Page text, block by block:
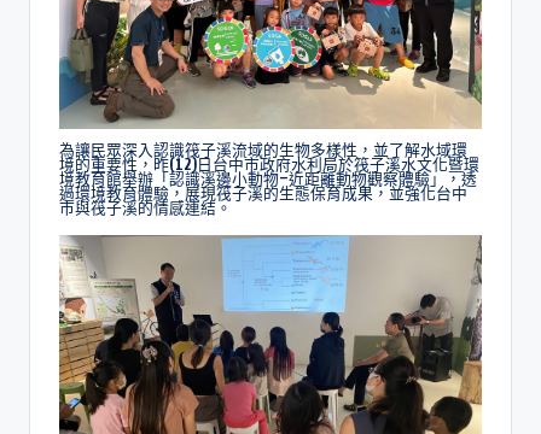
為讓民眾深入認識筏子溪流域的生物多樣性，並了解水域環
境的重要性，昨(12)日台中市政府水利局於筏子溪水文化暨環
境教育館舉辦「認識溪邊小動物–近距離動物觀察體驗」，透
過環境教育體驗，展現筏子溪的生態保育成果，並強化台中
市與筏子溪的情感連結。